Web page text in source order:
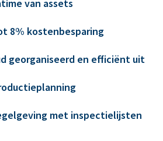
van assets
8% kostenbesparing
georganiseerd en efficiënt uit
met inspectielijsten